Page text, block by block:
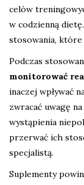
celów
w codzienną
stosowania,
Podczas
monitorować
inaczej wpływać
zwracać uwagę
wystąpienia
przerwać ich
specjalistą.
Suplementy